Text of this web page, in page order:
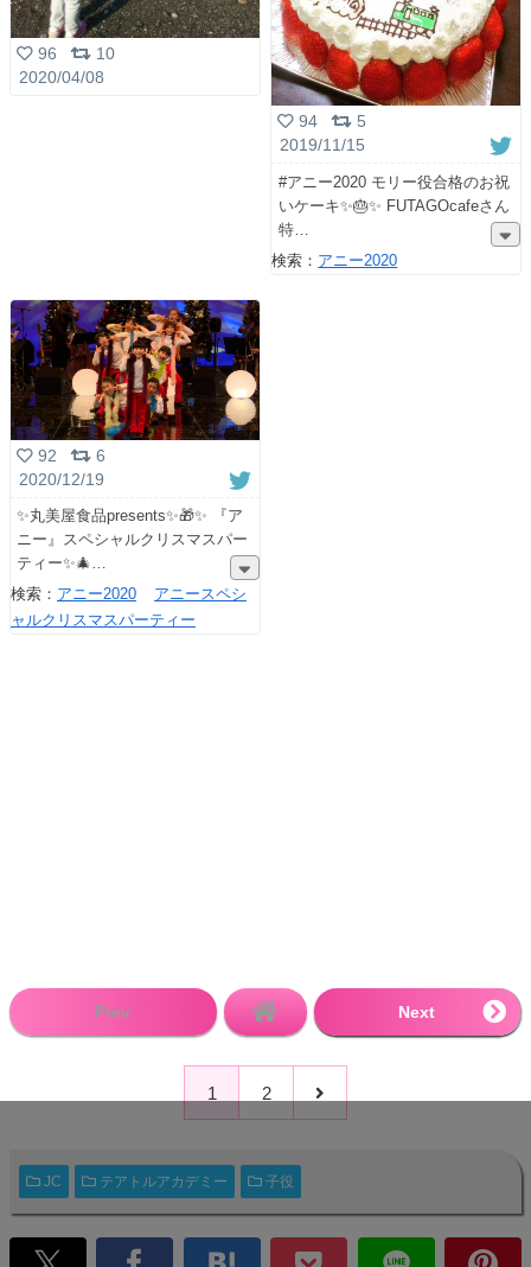
96
10
2020/04/08
94
5
2019/11/15
#アニー2020 モリー役合格のお祝
いケーキ✨🎂✨ FUTAGOcafeさん
特
検索： アニー2020
92
6
2020/12/19
✨丸美屋食品presents✨🎁✨ 『ア
ニー』スペシャルクリスマスパー
ティー✨🎄
検索： アニー2020
アニースペシ
ャルクリスマスパーティー
Prev Next
1 2
JC テアトルアカデミー 子役